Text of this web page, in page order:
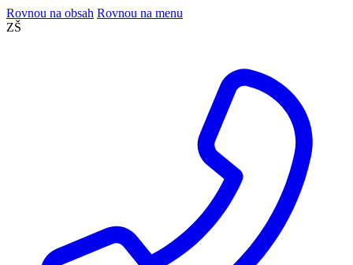
Rovnou na obsah Rovnou na menu
ZŠ